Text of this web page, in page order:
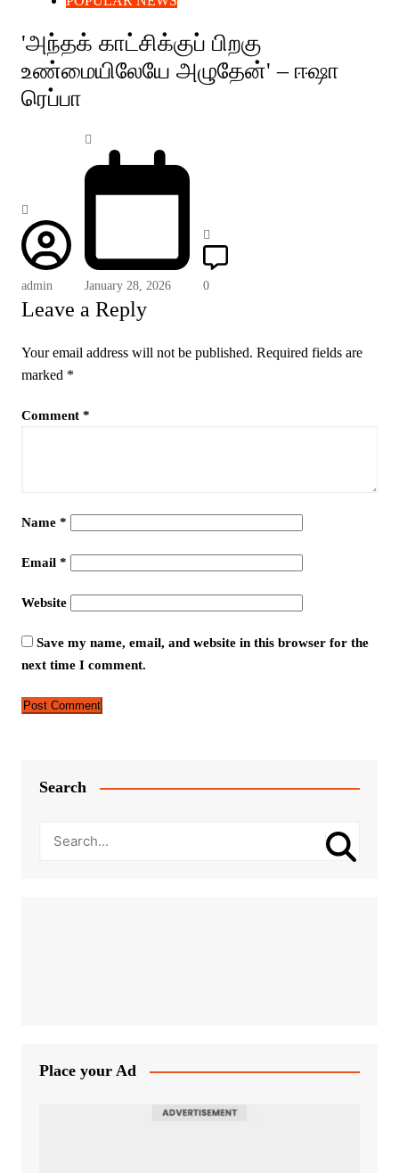
'அந்தக் காட்சிக்குப் பிறகு
உண்மையிலேயே அழுதேன்' – ஈஷா
ரெப்பா
admin January 28, 2026 0
Leave a Reply
Your email address will not be published. Required fields are
marked *
Comment *
Name *
Email *
Website
Save my name, email, and website in this browser for the
next time I comment.
Search
Place your Ad